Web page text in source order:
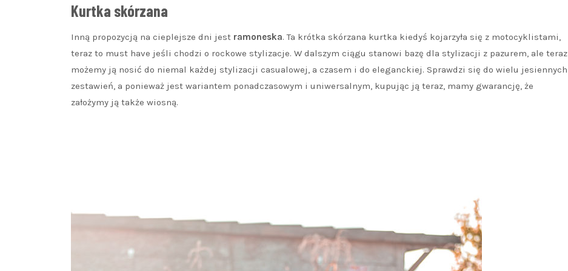
Kurtka skórzana
Inną propozycją na cieplejsze dni jest ramoneska. Ta krótka skórzana kurtka kiedyś kojarzyła się z motocyklistami,
teraz to must have jeśli chodzi o rockowe stylizacje. W dalszym ciągu stanowi bazę dla stylizacji z pazurem, ale teraz
możemy ją nosić do niemal każdej stylizacji casualowej, a czasem i do eleganckiej. Sprawdzi się do wielu jesiennych
zestawień, a ponieważ jest wariantem ponadczasowym i uniwersalnym, kupując ją teraz, mamy gwarancję, że
założymy ją także wiosną.